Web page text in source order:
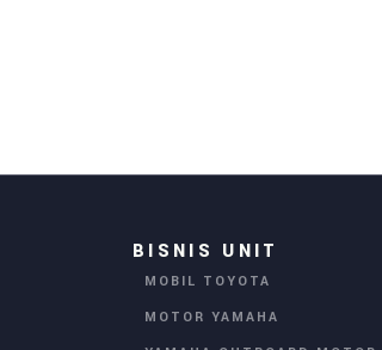
BISNIS UNIT
MOBIL TOYOTA
MOTOR YAMAHA